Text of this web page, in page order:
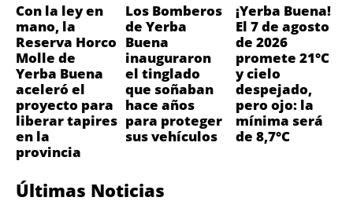
Con la ley en
mano, la
Reserva Horco
Molle de
Yerba Buena
aceleró el
proyecto para
liberar tapires
en la
provincia
Los Bomberos
de Yerba
Buena
inauguraron
el tinglado
que soñaban
hace años
para proteger
sus vehículos
¡Yerba Buena!
El 7 de agosto
de 2026
promete 21°C
y cielo
despejado,
pero ojo: la
mínima será
de 8,7°C
Últimas Noticias